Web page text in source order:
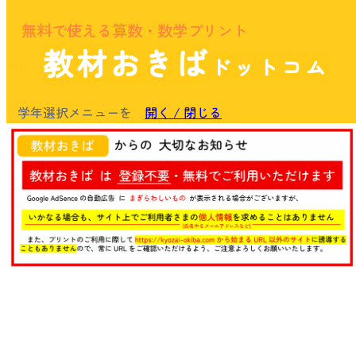
無料で使える算数・数学プリント
教材おきば ドットコム
学年選択メニューを 開く / 閉じる